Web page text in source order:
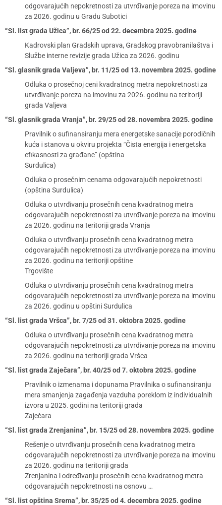
odgovarajućih nepokretnosti za utvrđivanje poreza na imovinu
za 2026. godinu u Gradu Subotici
“Sl. list grada Užica”, br. 66/25 od 22. decembra 2025. godine
Kadrovski plan Gradskih uprava, Gradskog pravobranilaštva i
Službe interne revizije grada Užica za 2026. godinu
“Sl. glasnik grada Valjeva”, br. 11/25 od 13. novembra 2025. godine
Odluka o prosečnoj ceni kvadratnog metra nepokretnosti za
utvrđivanje poreza na imovinu za 2026. godinu na teritoriji
grada Valjeva
“Sl. glasnik grada Vranja”, br. 29/25 od 28. novembra 2025. godine
Pravilnik o sufinansiranju mera energetske sanacije porodičnih
kuća i stanova u okviru projekta “Čista energija i energetska
efikasnosti za građane” (opština
Surdulica)
Odluka o prosečnim cenama odgovarajućih nepokretnosti
(opština Surdulica)
Odluka o utvrđivanju prosečnih cena kvadratnog metra
odgovarajućih nepokretnosti za utvrđivanje poreza na imovinu
za 2026. godinu na teritoriji grada Vranja
Odluka o utvrđivanju prosečnih cena kvadratnog metra
odgovarajućih nepokretnosti za utvrđivanje poreza na imovinu
za 2026. godinu na teritoriji opštine
Trgovište
Odluka o utvrđivanju prosečnih cena kvadratnog metra
odgovarajućih nepokretnosti za utvrđivanje poreza na imovinu
za 2026. godinu u opštini Surdulica
“Sl. list grada Vršca”, br. 7/25 od 31. oktobra 2025. godine
Odluka o utvrđivanju prosečnih cena kvadratnog metra
odgovarajućih nepokretnosti za utvrđivanje poreza na imovinu
za 2026. godinu na teritoriji grada Vršca
“Sl. list grada Zaječara”, br. 40/25 od 7. oktobra 2025. godine
Pravilnik o izmenama i dopunama Pravilnika o sufinansiranju
mera smanjenja zagađenja vazduha poreklom iz individualnih
izvora u 2025. godini na teritoriji grada
Zaječara
“Sl. list grada Zrenjanina”, br. 15/25 od 28. novembra 2025. godine
Rešenje o utvrđivanju prosečnih cena kvadratnog metra
odgovarajućih nepokretnosti za utvrđivanje poreza na imovinu
za 2026. godinu na teritoriji grada
Zrenjanina i određivanju prosečnih cena kvadratnog metra
odgovarajućih nepokretnosti na osnovu …
“Sl. list opština Srema”, br. 35/25 od 4. decembra 2025. godine